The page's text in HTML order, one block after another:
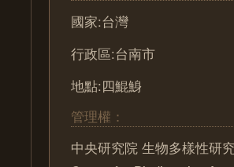
國家:台灣
行政區:台南市
地點:四鯤鯓
管理權：
中央研究院 生物多樣性研